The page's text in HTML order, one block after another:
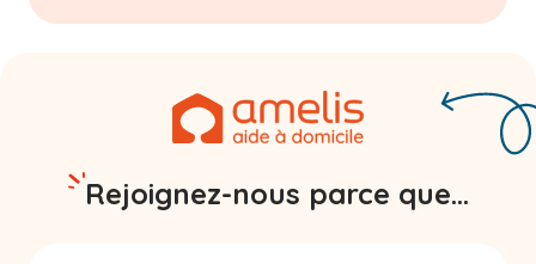
Rejoignez-nous parce que...